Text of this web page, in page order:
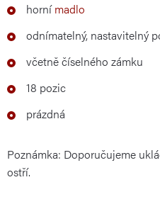
hornímadlo
odnímatelný, nastavitelný
včetně číselného zámku
18 pozic
prázdná
Poznámka: Doporučujeme
ostří.